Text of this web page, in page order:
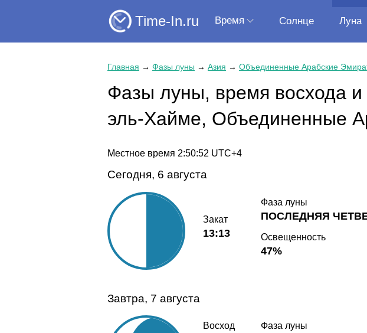
Time-In.ru Время Солнце Луна
Главная → Фазы луны → Азия → Объединенные Арабские
Фазы луны, время восхода
эль-Хайме, Объединенные
Местное время 2:50:52 UTC+4
Сегодня, 6 августа
Закат
13:13
Фаза луны
ПОСЛЕДНЯЯ
Освещенность
47%
Завтра, 7 августа
Восход Фаза луны